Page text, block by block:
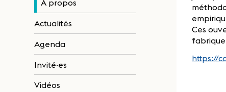
À propos
Actualités
Agenda
Invité·es
Vidéos
Ces
fabrique
https://